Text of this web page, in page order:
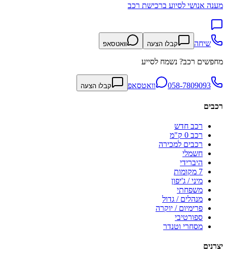
מענה אנושי לסיוע ברכישת רכב
שיחה קבלו הצעה וואטסאפ
מחפשים רכב? נשמח לסייע
058-7809093 וואטסאפ קבלו הצעה
רכבים
רכב חדש
רכב 0 ק"מ
רכבים למכירה
חשמלי
היברידי
7 מקומות
מיני / ג'יפון
משפחתי
מנהלים / גדול
פרימיום / יוקרה
ספורטיבי
מסחרי וטנדר
יצרנים